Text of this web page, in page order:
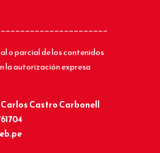
o parcial de los contenidos
la autorización expresa
Carlos Castro Carbonell